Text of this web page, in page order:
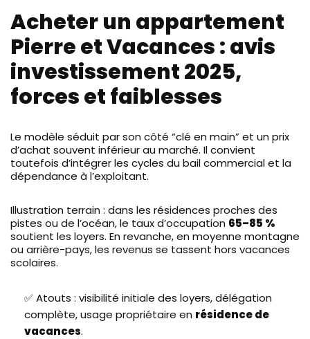
Acheter un appartement
Pierre et Vacances : avis
investissement 2025,
forces et faiblesses
Le modèle séduit par son côté “clé en main” et un prix
d’achat souvent inférieur au marché. Il convient
toutefois d’intégrer les cycles du bail commercial et la
dépendance à l’exploitant.
Illustration terrain : dans les résidences proches des
pistes ou de l’océan, le taux d’occupation 65–85 %
soutient les loyers. En revanche, en moyenne montagne
ou arrière-pays, les revenus se tassent hors vacances
scolaires.
✅ Atouts : visibilité initiale des loyers, délégation
complète, usage propriétaire en résidence de
vacances.